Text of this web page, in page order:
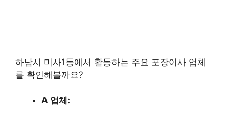
하남시 미사1동에서 활동하는 주요 포장이사 업체
를 확인해볼까요?
A 업체: